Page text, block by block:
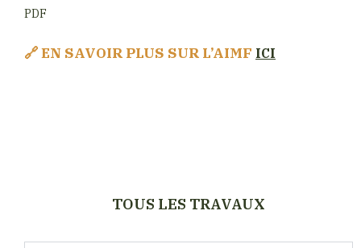
PDF
🔗EN SAVOIR PLUS SUR L’AIMF ICI
TOUS LES TRAVAUX